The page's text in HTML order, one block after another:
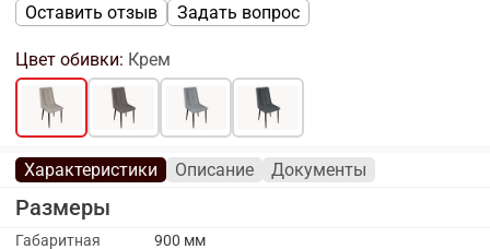
Оставить отзыв Задать вопрос
Цвет обивки: Крем
Характеристики Описание Документы
Размеры
Габаритная
900 мм